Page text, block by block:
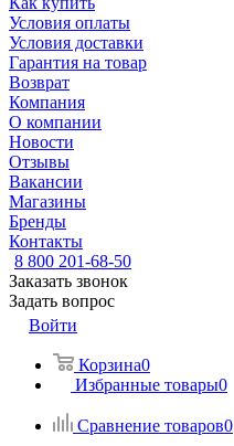
Условия оплаты
Условия доставки
Гарантия на товар
Возврат
Компания
О компании
Новости
Отзывы
Вакансии
Магазины
Бренды
Контакты
8 800 201-68-50
Заказать звонок
Задать вопрос
Войти
Корзина0
Избранные товары0
Сравнение товаров0